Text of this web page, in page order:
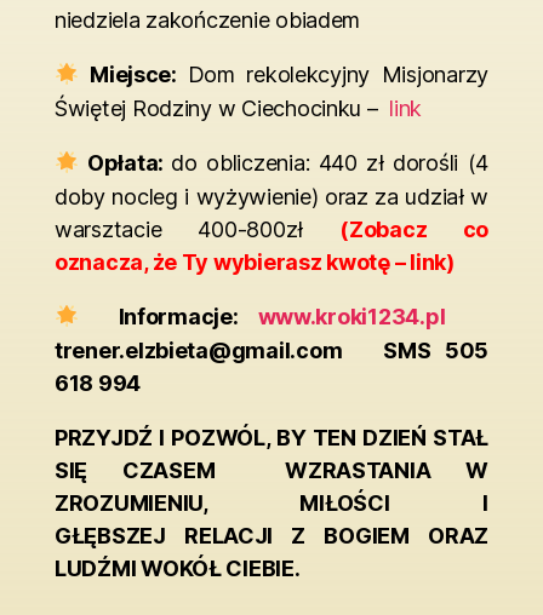
niedziela zakończenie obiadem
Miejsce: Dom rekolekcyjny Misjonarzy
Świętej Rodziny w Ciechocinku – link
Opłata: do obliczenia: 440 zł dorośli (4
doby nocleg i wyżywienie) oraz za udział w
warsztacie 400-800zł (Zobacz co
oznacza, że Ty wybierasz kwotę – link)
Informacje: www.kroki1234.pl
trener.elzbieta@gmail.com
SMS 505
618 994
PRZYJDŹ I POZWÓL, BY TEN DZIEŃ STAŁ
SIĘ CZASEM WZRASTANIA W
ZROZUMIENIU, MIŁOŚCI I
GŁĘBSZEJ RELACJI Z BOGIEM ORAZ
LUDŹMI WOKÓŁ CIEBIE.